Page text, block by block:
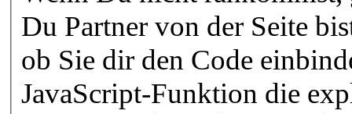
Du Partner von der Seite
ob Sie dir den Code
JavaScript-Funktion die